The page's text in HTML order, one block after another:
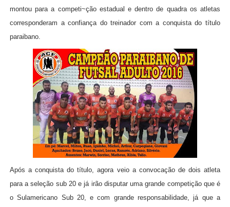
montou para a competi~ção estadual e dentro de quadra os atletas
corresponderam a confiança do treinador com a conquista do título
paraibano.
Após a conquista do título, agora veio a convocação de dois atleta
para a seleção sub 20 e já irão disputar uma grande competição que é
o Sulamericano Sub 20, e com grande responsabilidade, já que a